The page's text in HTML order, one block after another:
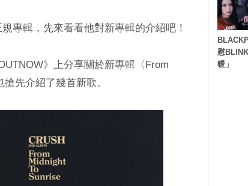
專輯，先來看看他對新專輯的介紹吧！
》上分享關於新專輯〈From
先介紹了幾首新歌。
慰
暖」